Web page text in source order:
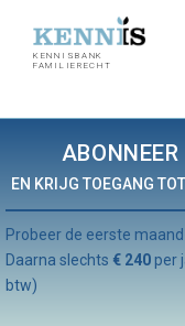
KENNISBANK
FAMILIERECHT
ABONNEER
EN KRIJG TOEGANG
Probeer de eerste maand
Daarna slechts € 240 per
btw)